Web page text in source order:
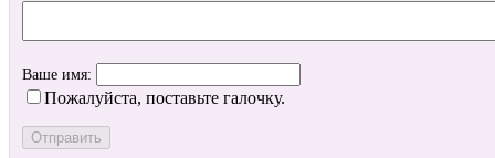
Ваше имя:
Пожалуйста, поставьте галочку.